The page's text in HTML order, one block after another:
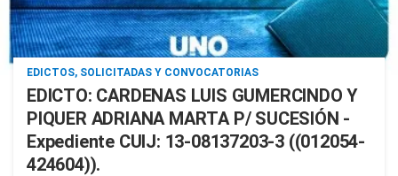
EDICTOS, SOLICITADAS Y CONVOCATORIAS
EDICTO: CARDENAS LUIS GUMERCINDO Y
PIQUER ADRIANA MARTA P/ SUCESIÓN -
Expediente CUIJ: 13-08137203-3 ((012054-
424604)).